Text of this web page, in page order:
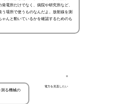
発電所だけでなく、病院や研究所など、
う場所で使うものなんだよ。放射線を測
ゃんと動いているかを確認するためのも
電力を見直したい
測る機械の